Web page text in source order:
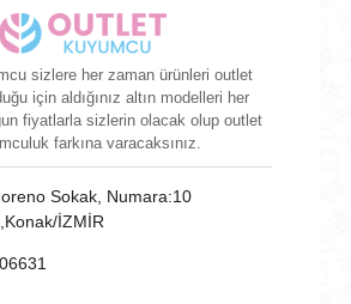
sizlere her zaman ürünleri outlet
için aldığınız altın modelleri her
fiyatlarla sizlerin olacak olup outlet
farkına varacaksınız.
Sokak, Numara:10
İZMİR